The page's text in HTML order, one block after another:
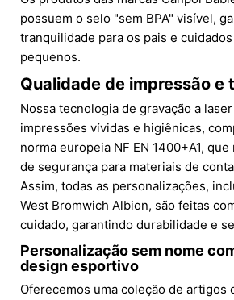
possuem o selo "sem BPA" visível,
tranquilidade para os pais e
pequenos.
Qualidade de impressão e
Nossa tecnologia de gravação a
impressões vívidas e higiênicas,
norma europeia NF EN 1400+A1,
de segurança para materiais de
Assim, todas as personalizações,
West Bromwich Albion, são feitas
cuidado, garantindo durabilidade e
Personalização sem nome
design esportivo
Oferecemos uma coleção de artigos